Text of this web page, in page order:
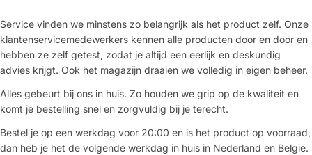
Service vinden we minstens zo belangrijk als het product zelf. Onze
klantenservicemedewerkers kennen alle producten door en door en
hebben ze zelf getest, zodat je altijd een eerlijk en deskundig
advies krijgt. Ook het magazijn draaien we volledig in eigen beheer.
Alles gebeurt bij ons in huis. Zo houden we grip op de kwaliteit en
komt je bestelling snel en zorgvuldig bij je terecht.
Bestel je op een werkdag voor 20:00 en is het product op voorraad,
dan heb je het de volgende werkdag in huis in Nederland en België.